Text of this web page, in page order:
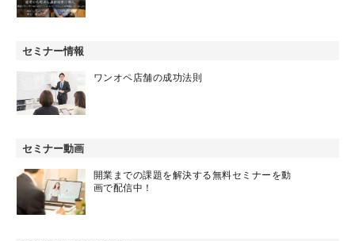
セミナー情報
ワンオペ店舗の成功法則
セミナー動画
開業までの課題を解決する無料セミナーを動
画で配信中！